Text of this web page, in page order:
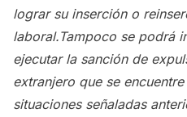
lograr su inserción o
laboral.Tampoco se podrá
ejecutar la sanción de
extranjero que se
situaciones señaladas